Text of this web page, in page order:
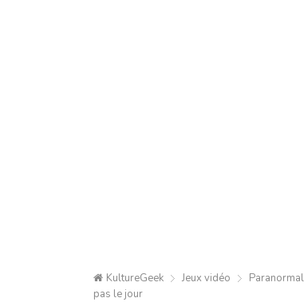
KultureGeek Jeux vidéo
pas le jour